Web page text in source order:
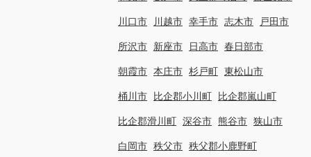
川口市 川越市 幸手市 志木市 戸田市
所沢市 新座市 日高市 春日部市
朝霞市 本庄市 杉戸町 東松山市
桶川市 比企郡小川町 比企郡嵐山町
比企郡滑川町 深谷市 熊谷市 狭山市
白岡市 秩父市 秩父郡小鹿野町